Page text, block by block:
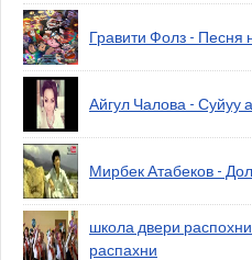
Гравити Фолз - Песня
Айгул Чалова - Суйуу
Мирбек Атабеков -
школа двери
распахни